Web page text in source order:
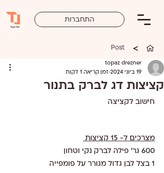
התחברות
>
Post
קציצות דג לברק בתנור
topaz drezner
19 ביוני 2024
זמן קריאה 1 דקות
חישוב לקציצה
מצרכים ל- 15 קציצות
600 גר' פילה לברק נקי וטחון
1 בצל לבן גדול מגורר על פומפייה